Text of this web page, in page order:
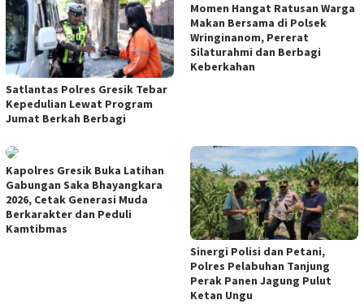
Satlantas Polres Gresik Tebar
Kepedulian Lewat Program
Jumat Berkah Berbagi
Momen Hangat Ratusan Warga
Makan Bersama di Polsek
Wringinanom, Pererat
Silaturahmi dan Berbagi
Keberkahan
Kapolres Gresik Buka Latihan
Gabungan Saka Bhayangkara
2026, Cetak Generasi Muda
Berkarakter dan Peduli
Kamtibmas
Sinergi Polisi dan Petani,
Polres Pelabuhan Tanjung
Perak Panen Jagung Pulut
Ketan Ungu